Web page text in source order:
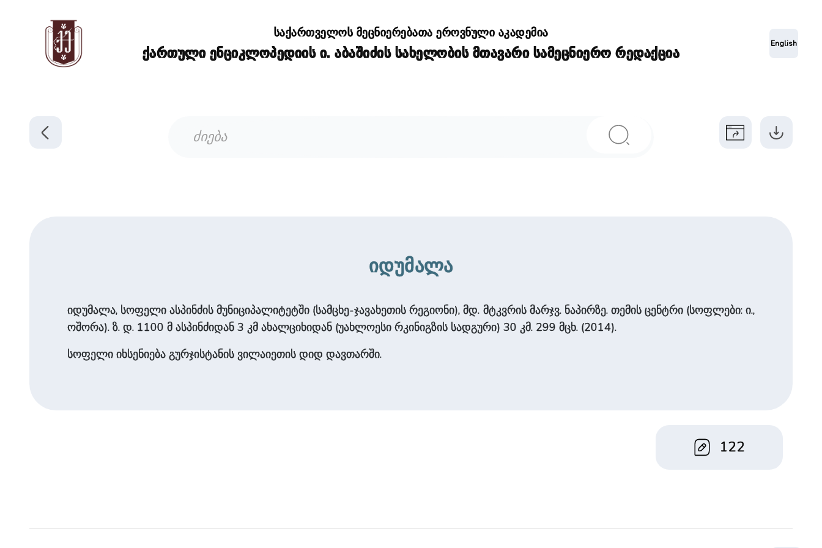
საქართველოს მეცნიერებათა ეროვნული აკადემია
ქართული ენციკლოპედიის ი. აბაშიძის სახელობის მთავარი სამეცნიერო რედაქცია
English
იდუმალა
იდუმალა, სოფელი ასპინძის მუნიციპალიტეტში (სამცხე-ჯავახეთის რეგიონი), მდ. მტკვრის მარჯვ. ნაპირზე. თემის ცენტრი (სოფლები: ი.,
ოშორა). ზ. დ. 1100 მ ასპინძიდან 3 კმ ახალციხიდან (უახლოესი რკინიგზის სადგური) 30 კმ. 299 მცხ. (2014).
სოფელი იხსენიება გურჯისტანის ვილაიეთის დიდ დავთარში.
122